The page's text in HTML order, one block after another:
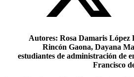
Autores: Rosa Damaris
Rincón Gaona, Dayana
estudiantes de administración de
Francisco